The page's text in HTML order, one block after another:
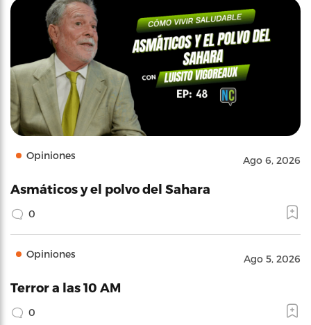
Opiniones Ago 6, 2026
Asmáticos y el polvo del Sahara
0
Opiniones Ago 5, 2026
Terror a las 10 AM
0